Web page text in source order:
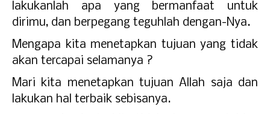
lakukanlah apa yang bermanfaat untuk
dirimu, dan berpegang teguhlah dengan-Nya.
Mengapa kita menetapkan tujuan yang tidak
akan tercapai selamanya ?
Mari kita menetapkan tujuan Allah saja dan
lakukan hal terbaik sebisanya.